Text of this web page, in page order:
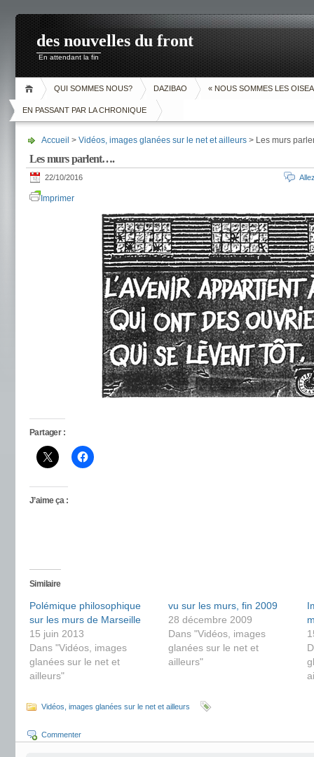
des nouvelles du front
En attendant la fin
QUI SOMMES NOUS? DAZIBAO « NOUS SOMMES LES
EN PASSANT PAR LA CHRONIQUE
Accueil > Vidéos, images glanées sur le net et ailleurs > Les murs
Les murs parlent….
22/10/2016
Imprimer
Partager :
J’aime ça :
Similaire
Polémique philosophique
sur les murs de Marseille
15 juin 2013
Dans "Vidéos, images
glanées sur le net et
ailleurs"
vu sur les murs, fin 2009
28 décembre 2009
Dans "Vidéos, images
glanées sur le net et
ailleurs"
Vidéos, images glanées sur le net et ailleurs
Commenter